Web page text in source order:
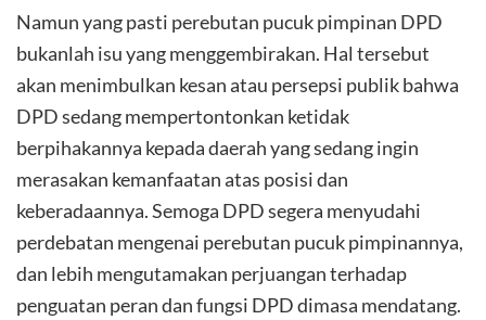
Namun yang pasti perebutan pucuk pimpinan DPD
bukanlah isu yang menggembirakan. Hal tersebut
akan menimbulkan kesan atau persepsi publik bahwa
DPD sedang mempertontonkan ketidak
berpihakannya kepada daerah yang sedang ingin
merasakan kemanfaatan atas posisi dan
keberadaannya. Semoga DPD segera menyudahi
perdebatan mengenai perebutan pucuk pimpinannya,
dan lebih mengutamakan perjuangan terhadap
penguatan peran dan fungsi DPD dimasa mendatang.